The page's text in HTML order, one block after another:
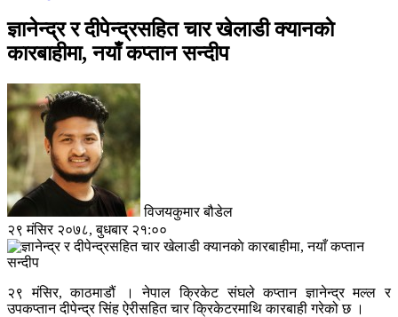
ज्ञानेन्द्र र दीपेन्द्रसहित चार खेलाडी क्यानकाे
कारबाहीमा, नयाँ कप्तान सन्दीप
विजयकुमार बौडेल
२९ मंसिर २०७८, बुधबार २१:००
२९ मंसिर, काठमाडौं । नेपाल क्रिकेट संघले कप्तान ज्ञानेन्द्र मल्ल र
उपकप्तान दीपेन्द्र सिंह ऐरीसहित चार क्रिकेटरमाथि कारबाही गरेको छ ।